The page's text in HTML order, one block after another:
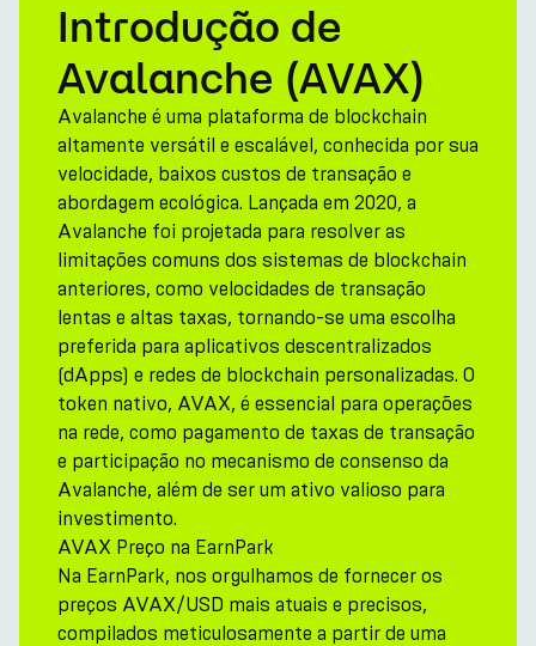
Introdução de
Avalanche (AVAX)
Avalanche é uma plataforma de blockchain
altamente versátil e escalável, conhecida por sua
velocidade, baixos custos de transação e
abordagem ecológica. Lançada em 2020, a
Avalanche foi projetada para resolver as
limitações comuns dos sistemas de blockchain
anteriores, como velocidades de transação
lentas e altas taxas, tornando-se uma escolha
preferida para aplicativos descentralizados
(dApps) e redes de blockchain personalizadas. O
token nativo, AVAX, é essencial para operações
na rede, como pagamento de taxas de transação
e participação no mecanismo de consenso da
Avalanche, além de ser um ativo valioso para
investimento.
AVAX Preço na EarnPark
Na EarnPark, nos orgulhamos de fornecer os
preços AVAX/USD mais atuais e precisos,
compilados meticulosamente a partir de uma